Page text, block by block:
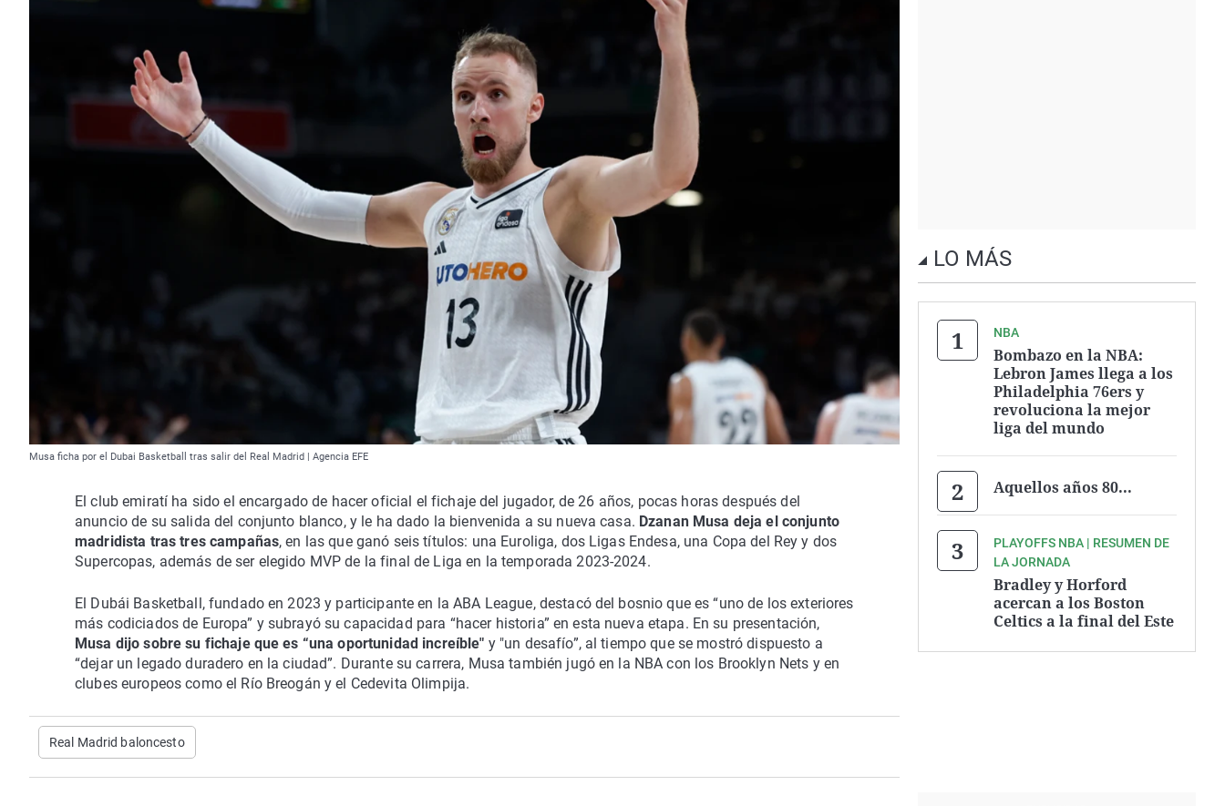
Musa ficha por el Dubai Basketball tras salir del Real Madrid | Agencia EFE
El club emiratí ha sido el encargado de hacer oficial el fichaje del jugador, de 26 años, pocas horas después del
anuncio de su salida del conjunto blanco, y le ha dado la bienvenida a su nueva casa. Dzanan Musa deja el conjunto
madridista tras tres campañas, en las que ganó seis títulos: una Euroliga, dos Ligas Endesa, una Copa del Rey y dos
Supercopas, además de ser elegido MVP de la final de Liga en la temporada 2023-2024.
El Dubái Basketball, fundado en 2023 y participante en la ABA League, destacó del bosnio que es “uno de los exteriores
más codiciados de Europa” y subrayó su capacidad para “hacer historia” en esta nueva etapa. En su presentación,
Musa dijo sobre su fichaje que es “una oportunidad increíble" y "un desafío”, al tiempo que se mostró dispuesto a
“dejar un legado duradero en la ciudad”. Durante su carrera, Musa también jugó en la NBA con los Brooklyn Nets y en
clubes europeos como el Río Breogán y el Cedevita Olimpija.
Real Madrid baloncesto
LO MÁS
NBA
Bombazo en la NBA:
Lebron James llega a los
Philadelphia 76ers y
revoluciona la mejor
liga del mundo
Aquellos años 80...
PLAYOFFS NBA | RESUMEN DE
LA JORNADA
Bradley y Horford
acercan a los Boston
Celtics a la final del Este